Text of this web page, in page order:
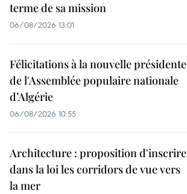
terme de sa mission
06/08/2026 13:01
Félicitations à la nouvelle présidente
de l'Assemblée populaire nationale
d’Algérie
06/08/2026 10:55
Architecture : proposition d'inscrire
dans la loi les corridors de vue vers
la mer